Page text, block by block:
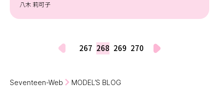
八木 莉可子
267 268 269 270
Seventeen-Web MODEL’S BLOG